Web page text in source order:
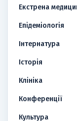
Екстрена
Епідеміологія
Інтернатура
Історія
Клініка
Конференції
Культура